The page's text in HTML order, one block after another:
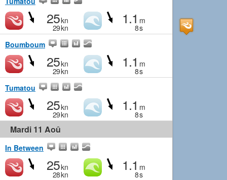
25kn
29kn
1.1 m
8s
Boumboum
25kn
29kn
1.1 m
8s
Tumatou
25kn
29kn
1.1 m
8s
Mardi 11 Aoû
In Between
25kn
28kn
1.1 m
8s